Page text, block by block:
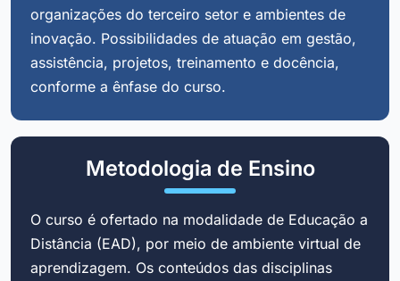
organizações do terceiro setor e ambientes de
inovação. Possibilidades de atuação em gestão,
assistência, projetos, treinamento e docência,
conforme a ênfase do curso.
Metodologia de Ensino
O curso é ofertado na modalidade de Educação a
Distância (EAD), por meio de ambiente virtual de
aprendizagem. Os conteúdos das disciplinas